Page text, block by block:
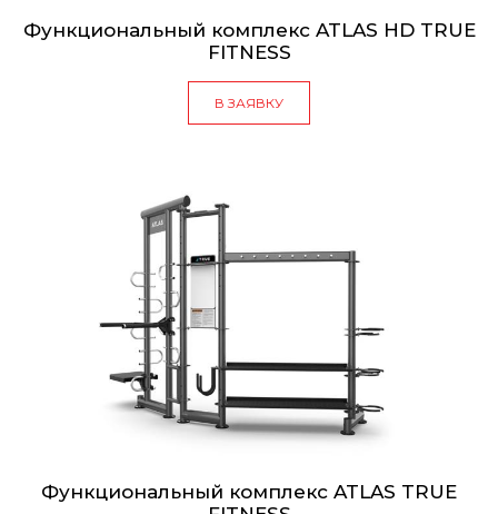
Функциональный комплекс ATLAS HD TRUE
FITNESS
В ЗАЯВКУ
Функциональный комплекс ATLAS TRUE